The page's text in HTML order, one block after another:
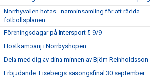
Norrbyvallen hotas - namninsamling för att rädda
fotbollsplanen
Föreningsdagar på Intersport 5-9/9
Höstkampanj i Norrbyshopen
Dela med dig av dina minnen av Björn Reinholdsson
Erbjudande: Lisebergs säsongsfinal 30 september